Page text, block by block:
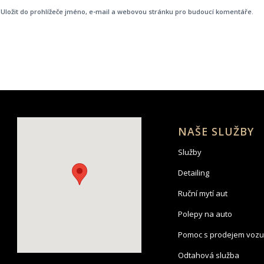
Uložit do prohlížeče jméno, e-mail a webovou stránku pro budoucí komentáře.
NAŠE SLUŽBY
Služby
Detailing
Ruční mytí aut
Polepy na auto
Pomoc s prodejem vozu
Odtahová služba